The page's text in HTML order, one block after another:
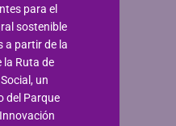
para el
sostenible
a partir de la
la Ruta de
un
del Parque